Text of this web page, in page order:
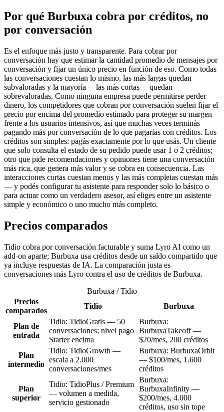
Por qué Burbuxa cobra por créditos, no
por conversación
Es el enfoque más justo y transparente. Para cobrar por
conversación hay que estimar la cantidad promedio de mensajes por
conversación y fijar un único precio en función de eso. Como todas
las conversaciones cuestan lo mismo, las más largas quedan
subvaloradas y la mayoría —las más cortas— quedan
sobrevaloradas. Como ninguna empresa puede permitirse perder
dinero, los competidores que cobran por conversación suelen fijar el
precio por encima del promedio estimado para proteger su margen
frente a los usuarios intensivos, así que muchas veces terminás
pagando más por conversación de lo que pagarías con créditos. Los
créditos son simples: pagás exactamente por lo que usás. Un cliente
que solo consulta el estado de su pedido puede usar 1 o 2 créditos;
otro que pide recomendaciones y opiniones tiene una conversación
más rica, que genera más valor y se cobra en consecuencia. Las
interacciones cortas cuestan menos y las más completas cuestan más
— y podés configurar tu asistente para responder solo lo básico o
para actuar como un verdadero asesor, así eliges entre un asistente
simple y económico o uno mucho más completo.
Precios comparados
Tidio cobra por conversación facturable y suma Lyro AI como un
add-on aparte; Burbuxa usa créditos desde un saldo compartido que
ya incluye respuestas de IA. La comparación justa es
conversaciones más Lyro contra el uso de créditos de Burbuxa.
Burbuxa / Tidio
Precios
comparados
Tidio Burbuxa
Plan de
entrada
Tidio: TidioGratis — 50
conversaciones; nivel pago
Starter encima
Burbuxa:
BurbuxaTakeoff —
$20/mes, 200 créditos
Plan
intermedio
Tidio: TidioGrowth —
escala a 2.000
conversaciones/mes
Burbuxa: BurbuxaOrbit
— $100/mes, 1.600
créditos
Plan
superior
Tidio: TidioPlus / Premium
— volumen a medida,
servicio gestionado
Burbuxa:
BurbuxaInfinity —
$200/mes, 4.000
créditos, uso sin tope